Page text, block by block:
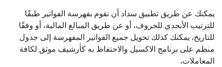
يمكنك عن طريق تطبيق سداد أن تقوم بفهرسة الفواتير طبقًا
للترتيب الأبجدي للحروف، أو عن طريق المبالغ المالية، أو وفقًا
للتاريخ. يمكنك كذلك تحويل جميع الفواتير المفهرسة إلى جدول
منظم على برنامج الاكسيل والاحتفاظ به كأرشيف موثق لكافة
المعاملات.